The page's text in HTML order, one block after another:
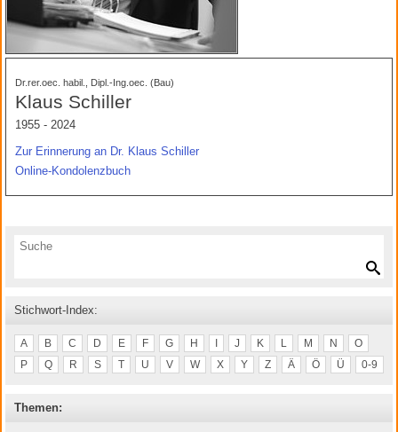
Dr.rer.oec. habil., Dipl.-Ing.oec. (Bau)
Klaus Schiller
1955 - 2024
Zur Erinnerung an Dr. Klaus Schiller
Online-Kondolenzbuch
Stichwort-Index:
A B C D E F G H J K L M N
O
P
Q R S T U V W X Y Z Ä Ö Ü 0-9
Themen: